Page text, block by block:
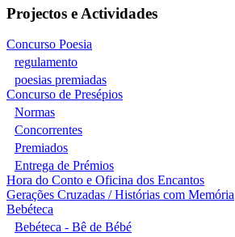
Projectos e Actividades
Concurso Poesia
regulamento
poesias premiadas
Concurso de Presépios
Normas
Concorrentes
Premiados
Entrega de Prémios
Hora do Conto e Oficina dos Encantos
Gerações Cruzadas / Histórias com Memória
Bebéteca
Bebéteca - Bê de Bébé